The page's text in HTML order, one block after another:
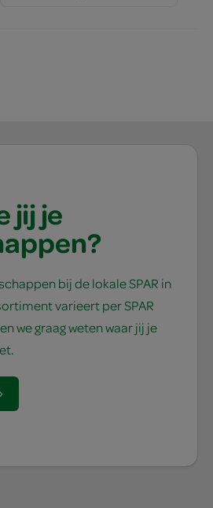
jij je
bij de lokale SPAR in
varieert per SPAR
we graag weten waar jij je